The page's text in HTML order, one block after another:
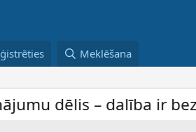
Meklēšana
ir bez maksas ar